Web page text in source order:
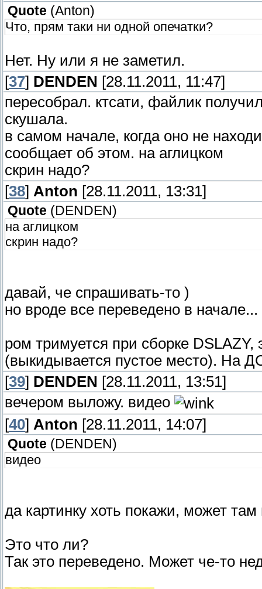
Quote (Anton)
Что, прям таки ни одной опечатки?
Нет. Ну или я не заметил.
[37] DENDEN [28.11.2011, 11:47]
пересобрал. ктсати, файлик
скушала.
в самом начале, когда оно не
сообщает об этом. на аглицком
скрин надо?
[38] Anton [28.11.2011, 13:31]
Quote ( DENDEN )
на аглицком
скрин надо?
давай, че спрашивать-то )
но вроде все переведено в начале...
ром тримуется при сборке DSLAZY,
(выкидывается пустое место). На
[39] DENDEN [28.11.2011, 13:51]
вечером выложу. видео
[40] Anton [28.11.2011, 14:07]
Quote ( DENDEN )
видео
да картинку хоть покажи, может
Это что ли?
Так это переведено. Может че-то